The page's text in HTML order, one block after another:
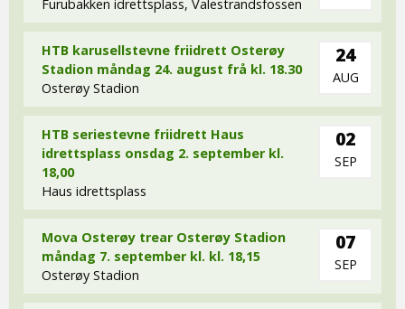
Furubakken idrettsplass, Valestrandsfossen
HTB karusellstevne friidrett Osterøy
Stadion måndag 24. august frå kl. 18.30
Osterøy Stadion
24
AUG
HTB seriestevne friidrett Haus
idrettsplass onsdag 2. september kl.
18,00
Haus idrettsplass
02
SEP
Mova Osterøy trear Osterøy Stadion
måndag 7. september kl. kl. 18,15
Osterøy Stadion
07
SEP